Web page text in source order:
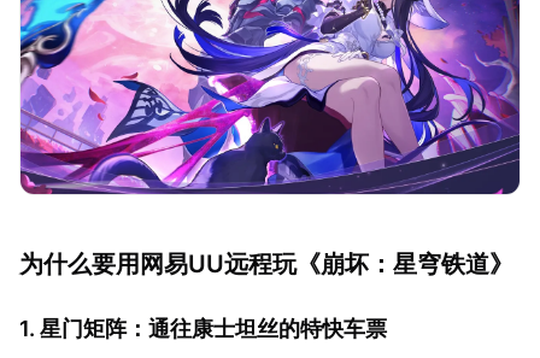
为什么要用网易UU远程玩《崩坏：星穹铁道》
1. 星门矩阵：通往康士坦丝的特快车票